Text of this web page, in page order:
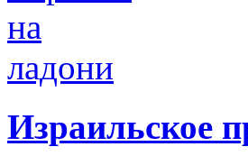
Израильское